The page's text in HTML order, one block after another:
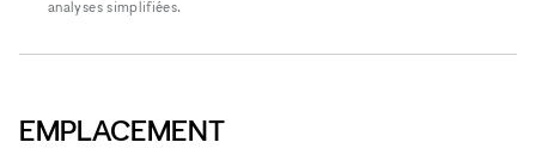
analyses simplifiées.
EMPLACEMENT